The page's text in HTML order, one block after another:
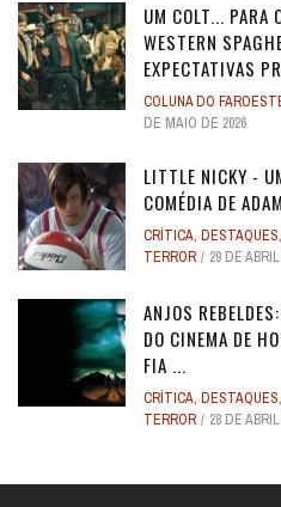
UM COLT... PARA
WESTERN
EXPECTATIVAS
COLUNA DO
DE MAIO DE 2026
LITTLE NICKY -
COMÉDIA DE
CRÍTICA, DESTAQUES,
TERROR
29 DE
ANJOS
DO CINEMA DE
FIA ...
CRÍTICA, DESTAQUES,
TERROR
28 DE